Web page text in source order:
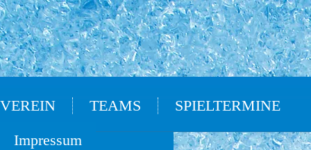
VEREIN TEAMS
Oldies
SPIELTERMINE
Impressum